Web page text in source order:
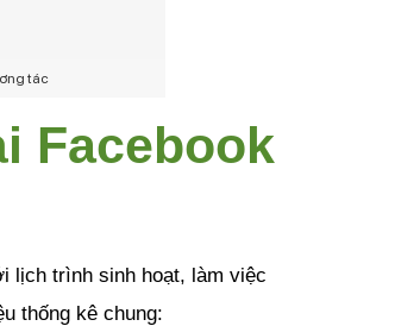
tác
Facebook
lịch trình sinh hoạt, làm việc
thống kê chung: